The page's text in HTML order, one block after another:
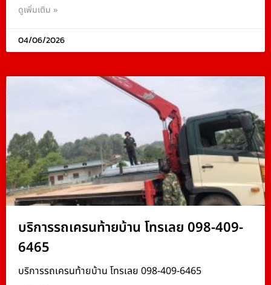
ดูเพิ่มเติม »
04/06/2026
บริการรถเครนท้ายบ้าน โทรเลย 098-409-
6465
บริการรถเครนท้ายบ้าน โทรเลย 098-409-6465